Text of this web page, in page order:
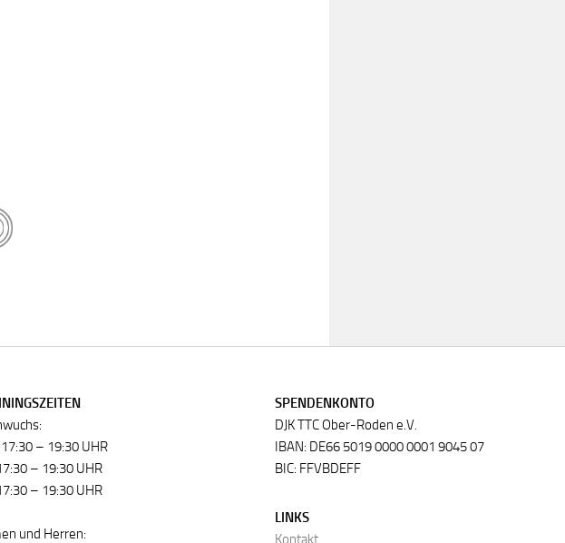
– 19:30 UHR
– 19:30 UHR
– 19:30 UHR
und Herren:
SPENDENKONTO
DJK TTC Ober-Roden e.V.
IBAN: DE66 5019 0000 0001 9045 07
BIC: FFVBDEFF
LINKS
Kontakt